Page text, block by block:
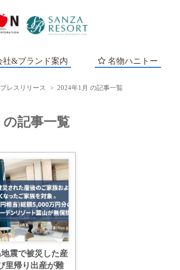
社&ブランド案内 名物ハニトー
プレスリリース > 2024年1月 の記事一覧
の記事一覧
震で被災した産
里帰り出産が難